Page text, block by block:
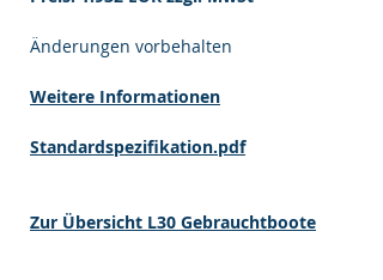
Änderungen vorbehalten
Weitere Informationen
Standardspezifikation.pdf
Zur Übersicht L30 Gebrauchtboote